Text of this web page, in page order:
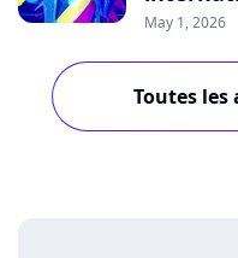
May 1, 2026
Toutes